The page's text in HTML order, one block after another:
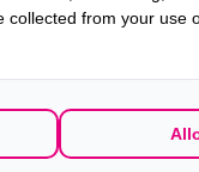
leven geroepen
de diagnose kan
Foundation draagt
from your use